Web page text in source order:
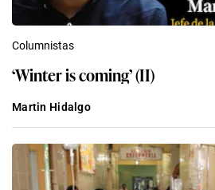
Columnistas
‘Winter is coming’ (II)
Martin Hidalgo